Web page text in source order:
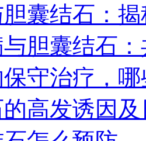
囊结石：
胆囊结石
守治疗，
高发诱因